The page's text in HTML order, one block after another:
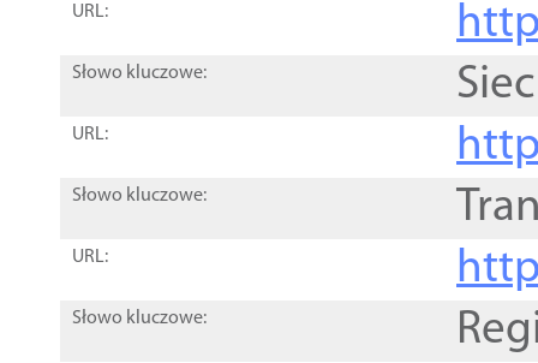
URL:
Słowo kluczowe:
URL:
Słowo kluczowe:
URL:
Słowo kluczowe: